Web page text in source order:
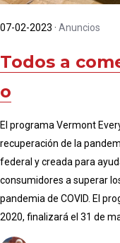
07-02-2023 · Anuncios
Todos a
o
El programa Vermont
recuperación de la
federal y creada para
consumidores a superar
pandemia de COVID. El
2020, finalizará el 31 de